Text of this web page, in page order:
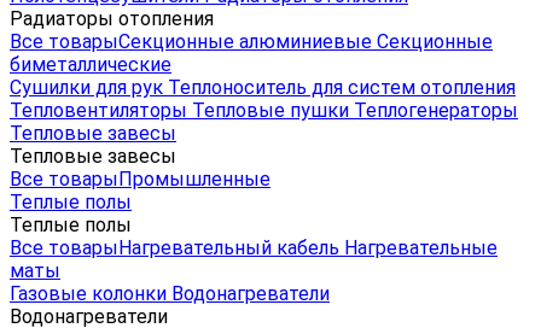
Радиаторы отопления
Все товарыСекционные алюминиевые Секционные
биметаллические
Сушилки для рук Теплоноситель для систем отопления
Тепловентиляторы Тепловые пушки Теплогенераторы
Тепловые завесы
Тепловые завесы
Все товарыПромышленные
Теплые полы
Теплые полы
Все товарыНагревательный кабель Нагревательные
маты
Газовые колонки Водонагреватели
Водонагреватели